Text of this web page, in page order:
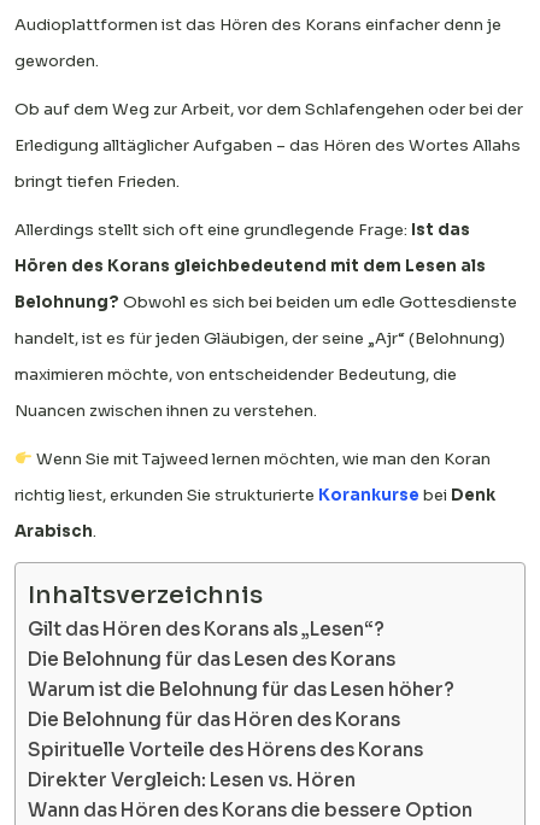
Audioplattformen ist das Hören des Korans einfacher denn je
geworden.
Ob auf dem Weg zur Arbeit, vor dem Schlafengehen oder bei der
Erledigung alltäglicher Aufgaben – das Hören des Wortes Allahs
bringt tiefen Frieden.
Allerdings stellt sich oft eine grundlegende Frage: Ist das
Hören des Korans gleichbedeutend mit dem Lesen als
Belohnung? Obwohl es sich bei beiden um edle Gottesdienste
handelt, ist es für jeden Gläubigen, der seine „Ajr“ (Belohnung)
maximieren möchte, von entscheidender Bedeutung, die
Nuancen zwischen ihnen zu verstehen.
Wenn Sie mit Tajweed lernen möchten, wie man den Koran
richtig liest, erkunden Sie strukturierte Korankurse bei Denk
Arabisch.
Inhaltsverzeichnis
Gilt das Hören des Korans als „Lesen“?
Die Belohnung für das Lesen des Korans
Warum ist die Belohnung für das Lesen höher?
Die Belohnung für das Hören des Korans
Spirituelle Vorteile des Hörens des Korans
Direkter Vergleich: Lesen vs. Hören
Wann das Hören des Korans die bessere Option